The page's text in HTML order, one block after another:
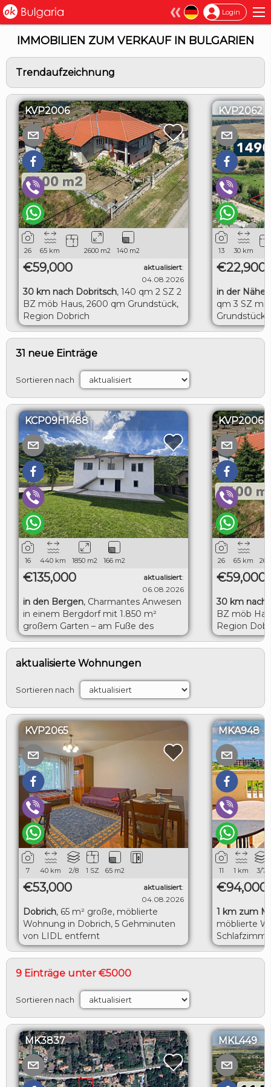
Login ×
IMMOBILIEN ZUM VERKAUF IN BULGARIEN
Trendaufzeichnung
KVP2006
26 65 km 2600 m2 140 m2
€59,000 aktualisiert:
04.08.2026
30 km nach Dobritsch, 140 qm 2 SZ 2
BZ möb Haus, 2600 qm Grundstück,
Region Dobrich
KVP2062
13 30 km
€22,900
in der Nähe
qm 3 SZ
Grundstück,
Toshevo
31 neue Einträge
Sortieren nach
KCP09H1488
16 440 km 1850 m2 166 m2
€135,000 aktualisiert:
06.08.2026
in den Bergen, Charmantes Anwesen
in einem Bergdorf mit 1.850 m²
großem Garten – am Fuße des
Balkangebirges
KVP2006
26 65 km
€59,000
30 km nach
BZ möb
Region
aktualisierte Wohnungen
Sortieren nach
KVP2065
7 40 km 2/8 1 SZ 65 m2
€53,000 aktualisiert:
04.08.2026
Dobrich, 65 m² große, möblierte
Wohnung in Dobrich, 5 Gehminuten
von LIDL entfernt
MKA948
11 1 km 3/7
€94,000
1 km zum
möblierte
herrlicher
9 Einträge unter €5000
Sortieren nach
MK3837 MKL449